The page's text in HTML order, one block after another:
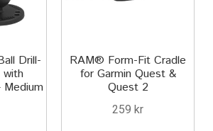
Drill-
with
RAM® Form-Fit Cradle
for Garmin Quest &
Quest 2
259 kr